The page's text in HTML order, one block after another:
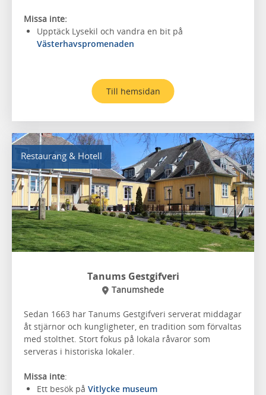
Missa inte:
Upptäck Lysekil och vandra en bit på
Västerhavspromenaden
Till hemsidan
Restaurang & Hotell
Tanums Gestgifveri
Tanumshede
Sedan 1663 har Tanums Gestgifveri serverat middagar
åt stjärnor och kungligheter, en tradition som förvaltas
med stolthet. Stort fokus på lokala råvaror som
serveras i historiska lokaler.
Missa inte:
Ett besök på Vitlycke museum